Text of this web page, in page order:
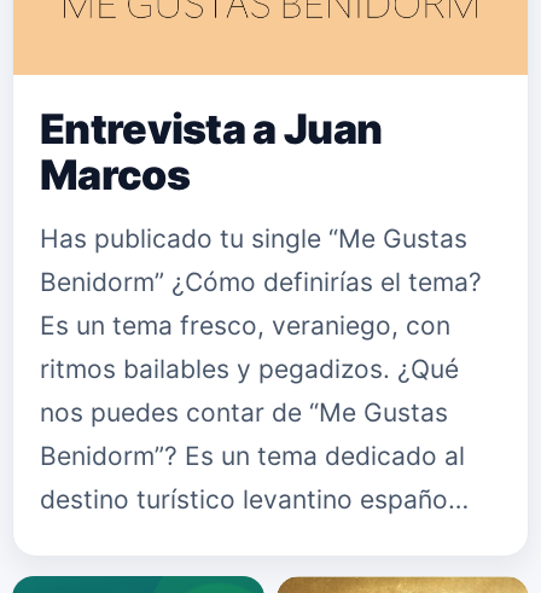
Entrevista a Juan
Marcos
Has publicado tu single “Me Gustas
Benidorm” ¿Cómo definirías el tema?
Es un tema fresco, veraniego, con
ritmos bailables y pegadizos. ¿Qué
nos puedes contar de “Me Gustas
Benidorm”? Es un tema dedicado al
destino turístico levantino españo…